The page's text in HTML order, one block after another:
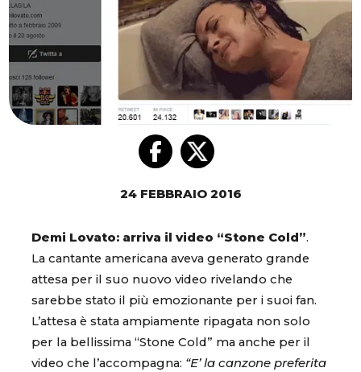
24 FEBBRAIO 2016
Demi Lovato: arriva il video “Stone Cold”.
La cantante americana aveva generato grande
attesa per il suo nuovo video rivelando che
sarebbe stato il più emozionante per i suoi fan.
L’attesa è stata ampiamente ripagata non solo
per la bellissima “Stone Cold” ma anche per il
video che l’accompagna: “E’ la canzone preferita